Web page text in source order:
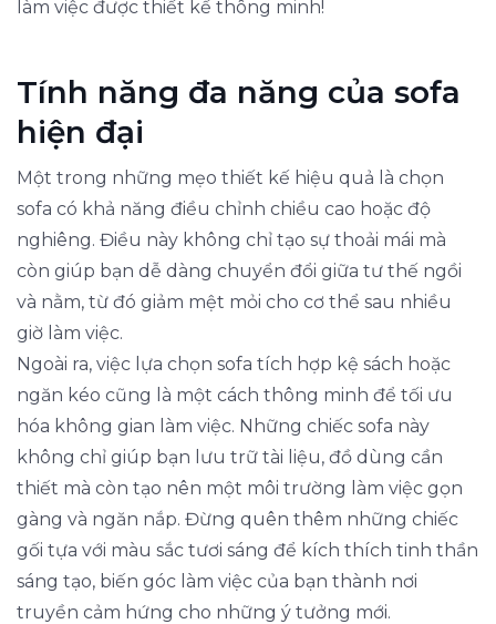
làm việc được thiết kế thông minh!
Tính năng đa năng của sofa
hiện đại
Một trong những mẹo thiết kế hiệu quả là chọn
sofa có khả năng điều chỉnh chiều cao hoặc độ
nghiêng. Điều này không chỉ tạo sự thoải mái mà
còn giúp bạn dễ dàng chuyển đổi giữa tư thế ngồi
và nằm, từ đó giảm mệt mỏi cho cơ thể sau nhiều
giờ làm việc.
Ngoài ra, việc lựa chọn sofa tích hợp kệ sách hoặc
ngăn kéo cũng là một cách thông minh để tối ưu
hóa không gian làm việc. Những chiếc sofa này
không chỉ giúp bạn lưu trữ tài liệu, đồ dùng cần
thiết mà còn tạo nên một môi trường làm việc gọn
gàng và ngăn nắp. Đừng quên thêm những chiếc
gối tựa với màu sắc tươi sáng để kích thích tinh thần
sáng tạo, biến góc làm việc của bạn thành nơi
truyền cảm hứng cho những ý tưởng mới.